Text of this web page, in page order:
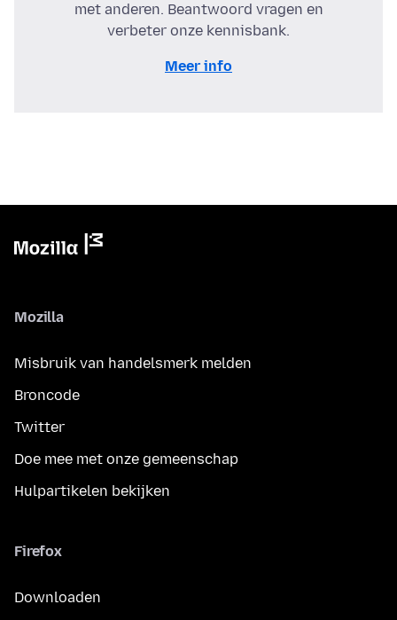
met anderen. Beantwoord vragen en
verbeter onze kennisbank.
Meer info
Mozilla
Misbruik van handelsmerk melden
Broncode
Twitter
Doe mee met onze gemeenschap
Hulpartikelen bekijken
Firefox
Downloaden